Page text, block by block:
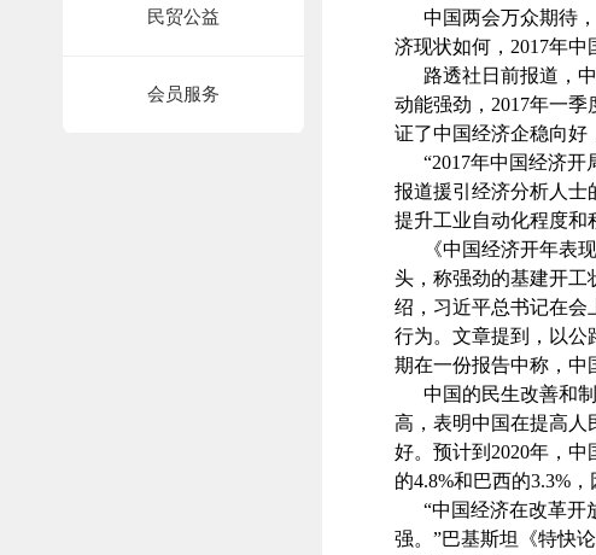
民贸公益
会员服务
中国两会万众期待，
济现状如何，2017年
路透社日前报道，中
动能强劲，2017年一
证了中国经济企稳向好
“2017年中国经济开
报道援引经济分析人士
提升工业自动化程度和
《中国经济开年表现
头，称强劲的基建开工
绍，习近平总书记在会
行为。文章提到，以公
期在一份报告中称，中
中国的民生改善和制
高，表明中国在提高人
好。预计到2020年，
的4.8%和巴西的3.3%
“中国经济在改革开
强。”巴基斯坦《特快